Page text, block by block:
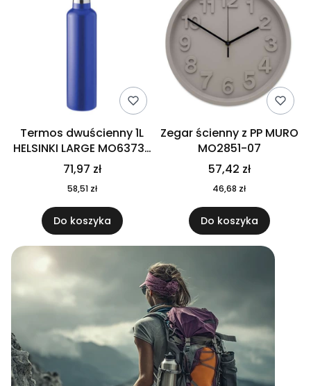
Termos dwuścienny 1L
HELSINKI LARGE MO6373-
04
71,97 zł
58,51 zł
Do koszyka
Zegar ścienny z PP MURO
MO2851-07
57,42 zł
46,68 zł
Do koszyka